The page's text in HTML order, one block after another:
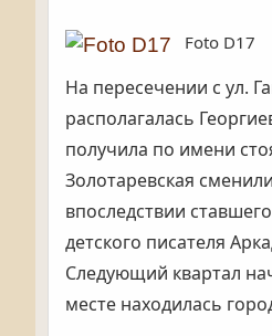
Foto D17
На пересечении с ул.
располагалась
получила по имени
Золотаревская
впоследствии
детского писателя
Следующий квартал
месте находилась